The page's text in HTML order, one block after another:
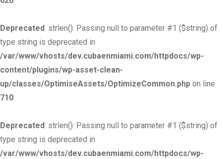
Deprecated: strlen(): Passing null to parameter #1 ($string) of
type string is deprecated in
/var/www/vhosts/dev.cubaenmiami.com/httpdocs/wp-
content/plugins/wp-asset-clean-
up/classes/OptimiseAssets/OptimizeCommon.php on line
710
Deprecated: strlen(): Passing null to parameter #1 ($string) of
type string is deprecated in
/var/www/vhosts/dev.cubaenmiami.com/httpdocs/wp-